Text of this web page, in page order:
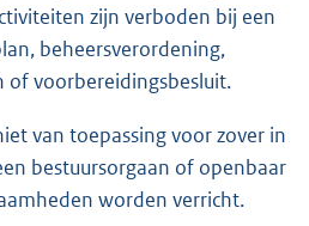
zijn verboden bij een
beheersverordening,
of voorbereidingsbesluit.
van toepassing voor zover in
bestuursorgaan of openbaar
worden verricht.